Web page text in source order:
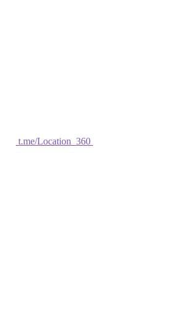
t.me/Location_360